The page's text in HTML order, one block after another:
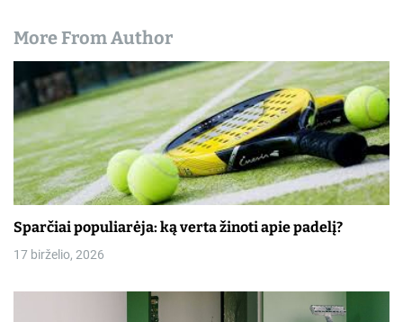
More From Author
Sparčiai populiarėja: ką verta žinoti apie padelį?
17 birželio, 2026